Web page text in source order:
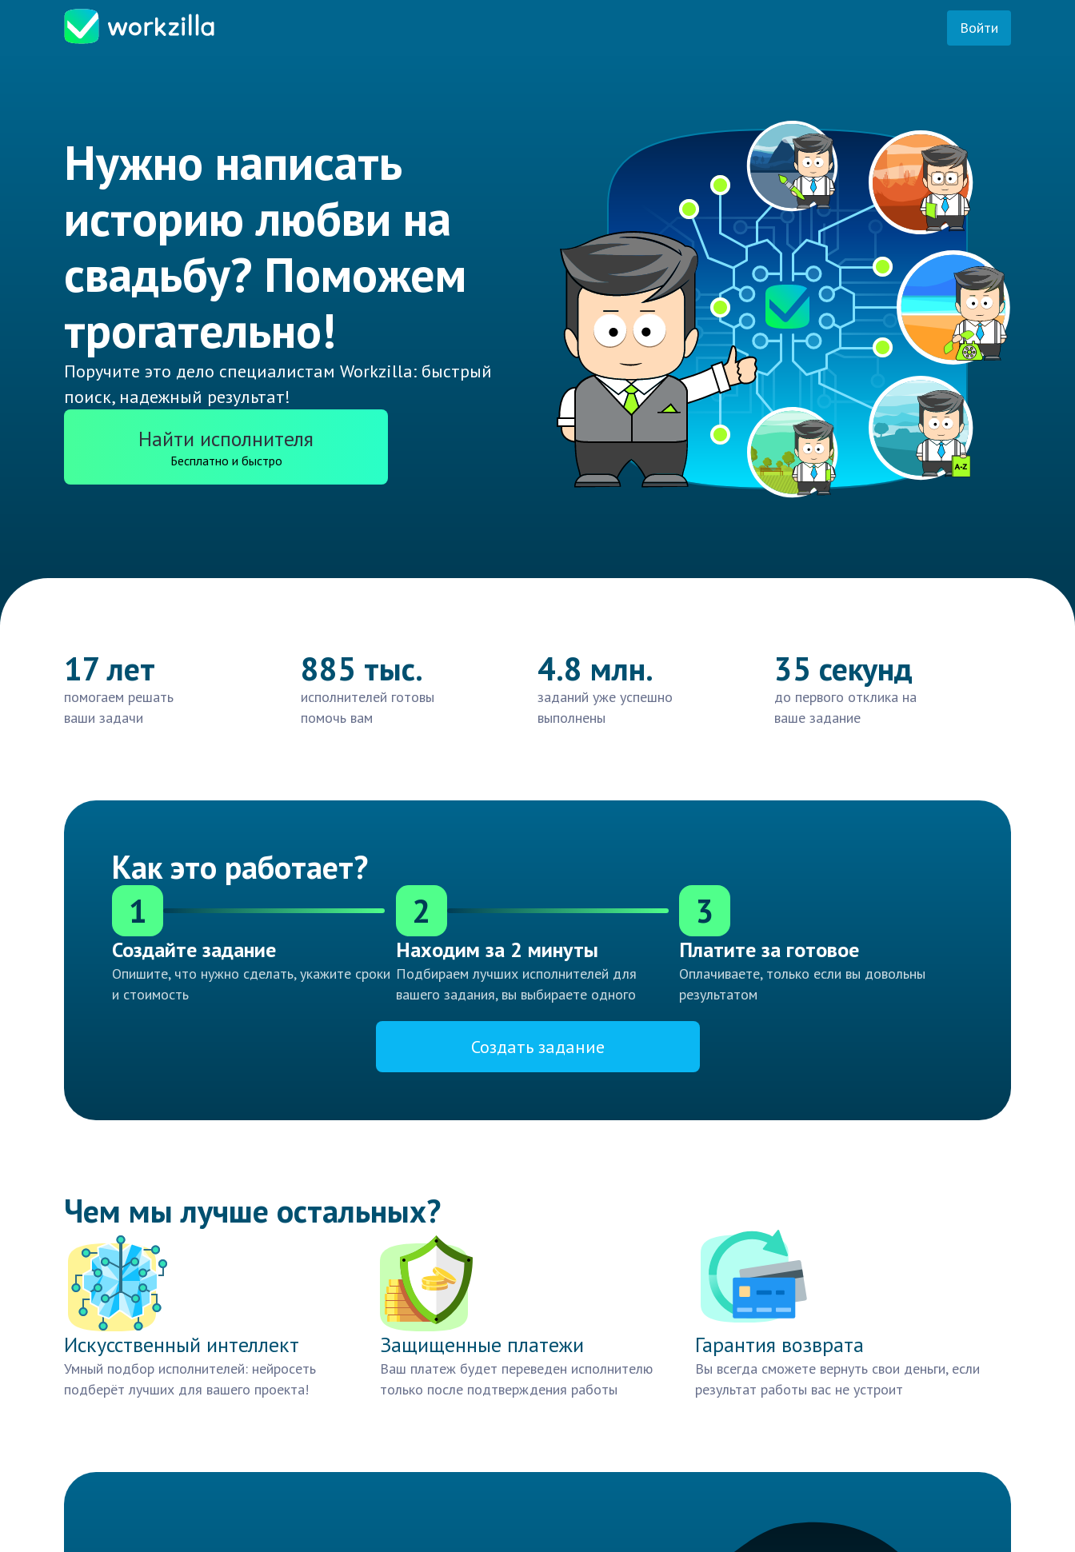
Войти
Нужно написать
историю любви на
свадьбу? Поможем
трогательно!
Поручите это дело специалистам Workzilla: быстрый
поиск, надежный результат!
Найти исполнителя
Бесплатно и быстро
17 лет
помогаем решать
ваши задачи
885 тыс.
исполнителей готовы
помочь вам
4.8 млн.
заданий уже успешно
выполнены
35 секунд
до первого отклика на
ваше задание
Как это работает?
1
Создайте задание
Опишите, что нужно сделать, укажите сроки
и стоимость
2
Находим за 2 минуты
Подбираем лучших исполнителей для
вашего задания, вы выбираете одного
3
Платите за готовое
Оплачиваете, только если вы довольны
результатом
Создать задание
Чем мы лучше остальных?
Искусственный интеллект
Умный подбор исполнителей: нейросеть
подберёт лучших для вашего проекта!
Защищенные платежи
Ваш платеж будет переведен исполнителю
только после подтверждения работы
Гарантия возврата
Вы всегда сможете вернуть свои деньги, если
результат работы вас не устроит